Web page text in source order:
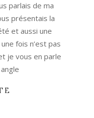
parlais de ma
présentais la
et aussi une
fois n’est pas
je vous en parle